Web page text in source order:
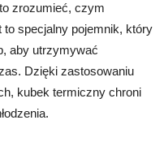
zrozumieć, czym
to specjalny pojemnik, który
aby utrzymywać
Dzięki zastosowaniu
kubek termiczny chroni